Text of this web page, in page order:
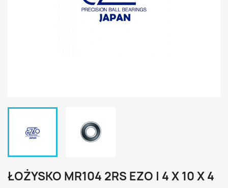
ŁOŻYSKO MR104 2RS EZO | 4 X 10 X 4